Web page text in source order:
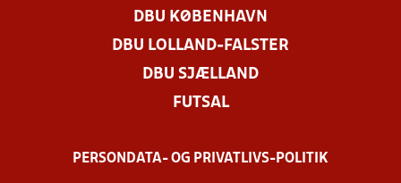
DBU KØBENHAVN
DBU LOLLAND-FALSTER
DBU SJÆLLAND
FUTSAL
PERSONDATA- OG PRIVATLIVS-POLITIK